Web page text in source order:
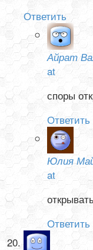
Ответить
Айрат
at
споры
Ответить
Юлия
at
Ответить